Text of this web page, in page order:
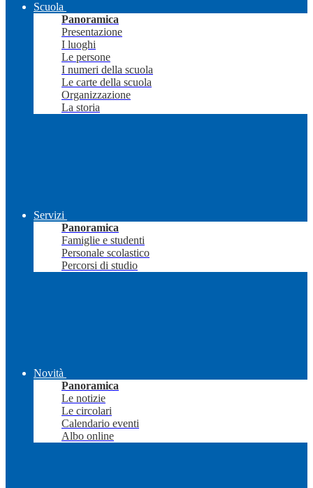
Scuola
Panoramica
Presentazione
I luoghi
Le persone
I numeri della scuola
Le carte della scuola
Organizzazione
La storia
Servizi
Panoramica
Famiglie e studenti
Personale scolastico
Percorsi di studio
Novità
Panoramica
Le notizie
Le circolari
Calendario eventi
Albo online